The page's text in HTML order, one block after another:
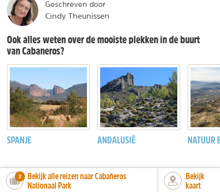
Geschreven door
Cindy Theunissen
Ook alles weten over de mooiste plekken in de buurt
van Cabaneros?
SPANJE ANDALUSIË NATUUR
number_of_trips:
2
Bekijk alle reizen naar Cabañeros
Nationaal Park
Bekijk
kaart